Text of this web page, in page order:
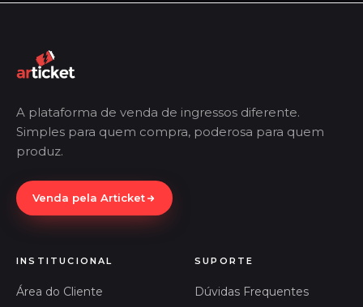
A plataforma de venda de ingressos diferente.
Simples para quem compra, poderosa para quem
produz.
Venda pela Articket
INSTITUCIONAL
Área do Cliente
SUPORTE
Dúvidas Frequentes